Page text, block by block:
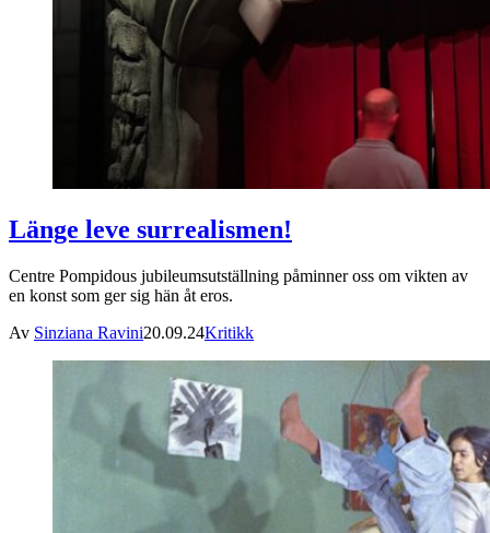
Länge leve surrealismen!
Centre Pompidous jubileumsutställning påminner oss om vikten av
en konst som ger sig hän åt eros.
Av Sinziana Ravini20.09.24Kritikk